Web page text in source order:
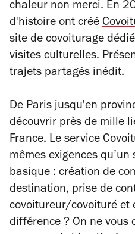
chaleur non merci. En
d'histoire ont créé
site de covoiturage
visites culturelles.
trajets partagés inédit.
De Paris jusqu'en
découvrir près de mille
France. Le service
mêmes exigences
basique : création de
destination, prise de
covoitureur/covoituré et
différence ? On ne vous